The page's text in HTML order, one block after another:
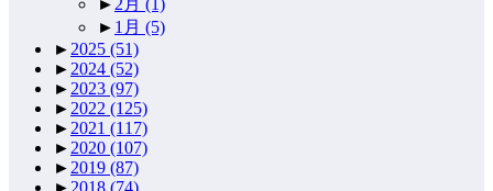
► 2月 (1)
► 1月 (5)
► 2025 (51)
► 2024 (52)
► 2023 (97)
► 2022 (125)
► 2021 (117)
► 2020 (107)
► 2019 (87)
► 2018 (74)